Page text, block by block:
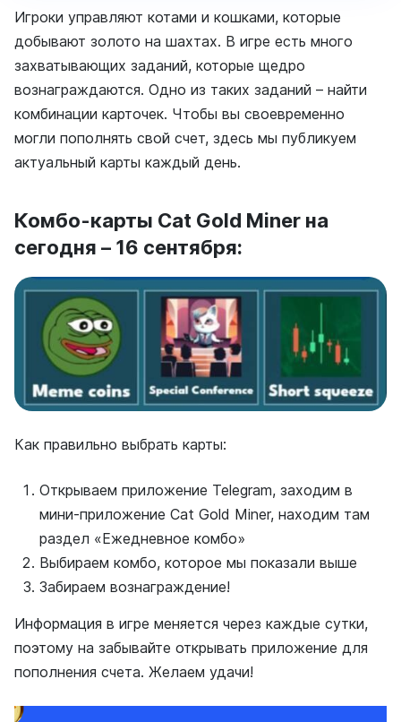
Игроки управляют котами и кошками, которые
добывают золото на шахтах. В игре есть много
захватывающих заданий, которые щедро
вознаграждаются. Одно из таких заданий – найти
комбинации карточек. Чтобы вы своевременно
могли пополнять свой счет, здесь мы публикуем
актуальный карты каждый день.
Комбо-карты Cat Gold Miner на
сегодня – 16 сентября:
Как правильно выбрать карты:
Открываем приложение Telegram, заходим в
мини-приложение Cat Gold Miner, находим там
раздел «Ежедневное комбо»
Выбираем комбо, которое мы показали выше
Забираем вознаграждение!
Информация в игре меняется через каждые сутки,
поэтому на забывайте открывать приложение для
пополнения счета. Желаем удачи!